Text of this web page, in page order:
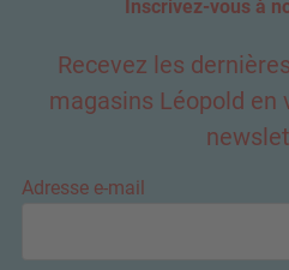
Inscrivez-vous à
Recevez les
magasins Léopold en
Adresse e-mail